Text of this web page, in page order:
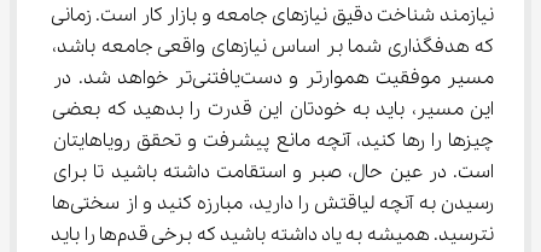
نیازمند شناخت دقیق نیازهای جامعه و بازار کار است. زمانی
که هدفگذاری شما بر اساس نیازهای واقعی جامعه باشد،
مسیر موفقیت هموارتر و دست‌یافتنی‌تر خواهد شد. در
این مسیر، باید به خودتان این قدرت را بدهید که بعضی
چیزها را رها کنید، آنچه مانع پیشرفت و تحقق رویاهایتان
است. در عین حال، صبر و استقامت داشته باشید تا برای
رسیدن به آنچه لیاقتش را دارید، مبارزه کنید و از سختی‌ها
نترسید. همیشه به یاد داشته باشید که برخی قدم‌ها را باید